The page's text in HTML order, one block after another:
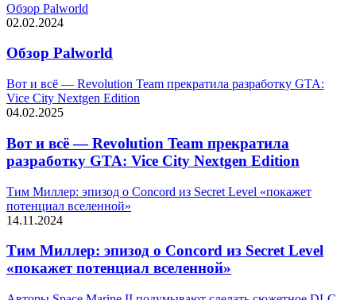
Обзор Palworld
02.02.2024
Обзор Palworld
Вот и всё — Revolution Team прекратила разработку GTA:
Vice City Nextgen Edition
04.02.2025
Вот и всё — Revolution Team прекратила
разработку GTA: Vice City Nextgen Edition
Тим Миллер: эпизод о Concord из Secret Level «покажет
потенциал вселенной»
14.11.2024
Тим Миллер: эпизод о Concord из Secret Level
«покажет потенциал вселенной»